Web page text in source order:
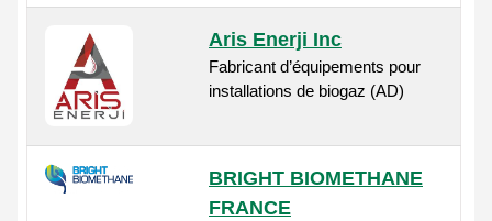
Aris Enerji Inc
Fabricant d’équipements pour
installations de biogaz (AD)
BRIGHT BIOMETHANE
FRANCE